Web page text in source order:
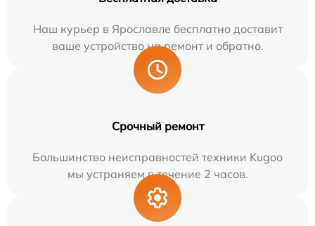
Наш курьер в Ярославле бесплатно доставит
ваше устройство на ремонт и обратно.
Срочный ремонт
Большинство неисправностей техники Kugoo
мы устраняем в течение 2 часов.